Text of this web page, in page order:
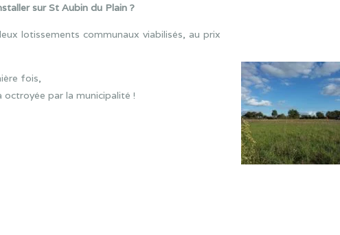
sur St Aubin du Plain ?
lotissements communaux viabilisés, au prix
fois,
octroyée par la municipalité !